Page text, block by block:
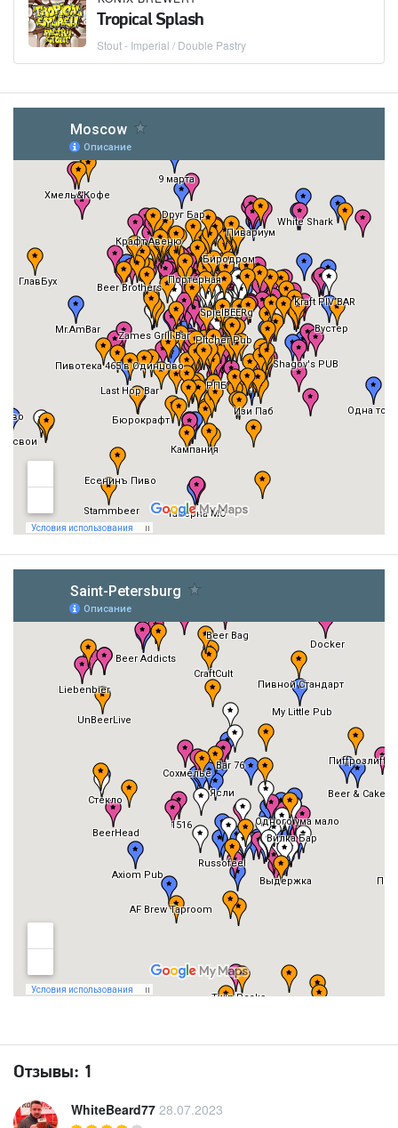
Tropical Splash
Stout - Imperial / Double Pastry
Отзывы: 1
WhiteBeard77 28.07.2023